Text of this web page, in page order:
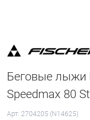
Беговые лыжи
Speedmax 80
Арт: 2704205 (N14625)